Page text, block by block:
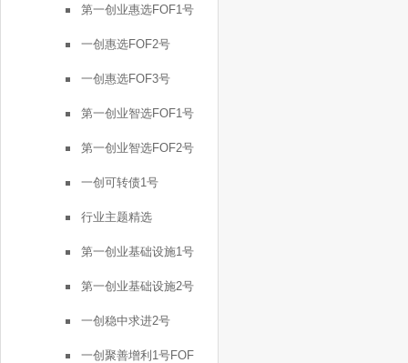
第一创业惠选FOF1号
一创惠选FOF2号
一创惠选FOF3号
第一创业智选FOF1号
第一创业智选FOF2号
一创可转债1号
行业主题精选
第一创业基础设施1号
第一创业基础设施2号
一创稳中求进2号
一创聚善增利1号FOF